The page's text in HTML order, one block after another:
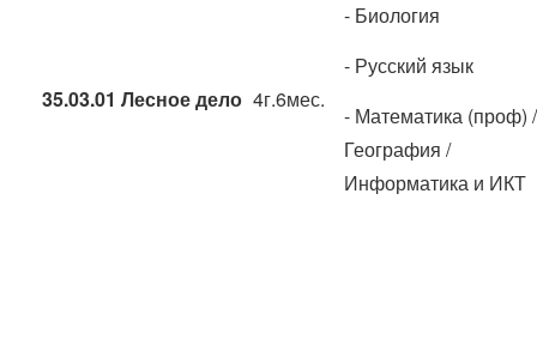
35.03.01 Лесное дело 4г.6мес.
- Биология
- Русский язык
- Математика (проф) /
География /
Информатика и ИКТ